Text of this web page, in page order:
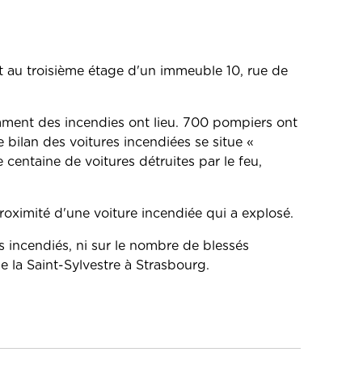
troisième étage d'un immeuble 10, rue de
des incendies ont lieu. 700 pompiers ont
des voitures incendiées se situe «
de voitures détruites par le feu,
d'une voiture incendiée qui a explosé.
ni sur le nombre de blessés
la Saint-Sylvestre à Strasbourg.